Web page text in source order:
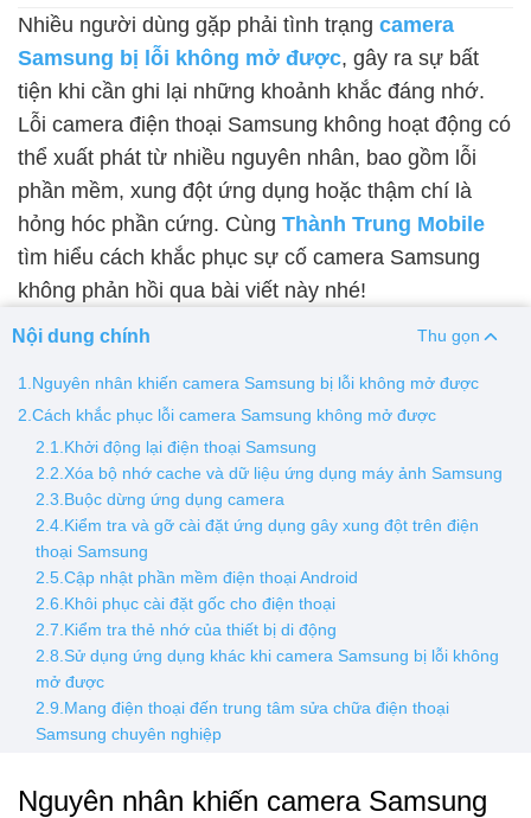
Màn hình Xiaomi
Màn hình Google Pixel
Thay pin
Pin iPhone Pin Samsumg Pin Oppo Pin Xiaomi
Pin Realme
Thay vỏ
Vỏ iPhone Vỏ Samsung Vỏ Xiaomi
Vỏ Huawei
Nhiều người dùng gặp phải tình trạng camera
Samsung bị lỗi không mở được, gây ra sự bất
tiện khi cần ghi lại những khoảnh khắc đáng nhớ.
Lỗi camera điện thoại Samsung không hoạt động có
thể xuất phát từ nhiều nguyên nhân, bao gồm lỗi
phần mềm, xung đột ứng dụng hoặc thậm chí là
hỏng hóc phần cứng. Cùng Thành Trung Mobile
tìm hiểu cách khắc phục sự cố camera Samsung
không phản hồi qua bài viết này nhé!
Nội dung chính Thu gọn
1.Nguyên nhân khiến camera Samsung bị lỗi không mở được
2.Cách khắc phục lỗi camera Samsung không mở được
2.1.Khởi động lại điện thoại Samsung
2.2.Xóa bộ nhớ cache và dữ liệu ứng dụng máy ảnh Samsung
2.3.Buộc dừng ứng dụng camera
2.4.Kiểm tra và gỡ cài đặt ứng dụng gây xung đột trên điện
thoại Samsung
2.5.Cập nhật phần mềm điện thoại Android
2.6.Khôi phục cài đặt gốc cho điện thoại
2.7.Kiểm tra thẻ nhớ của thiết bị di động
2.8.Sử dụng ứng dụng khác khi camera Samsung bị lỗi không
mở được
2.9.Mang điện thoại đến trung tâm sửa chữa điện thoại
Samsung chuyên nghiệp
Nguyên nhân khiến camera Samsung